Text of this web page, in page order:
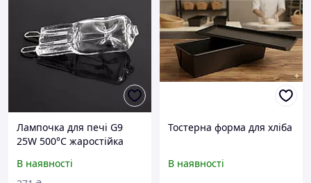
Лампочка для печі G9
25W 500°C жаростійка
пароконвектомата
В наявності
Тостерна форма для хліба
В наявності